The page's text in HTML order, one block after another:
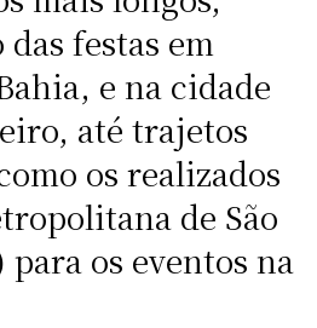
festas em
e na cidade
até trajetos
os realizados
de São
para os eventos na